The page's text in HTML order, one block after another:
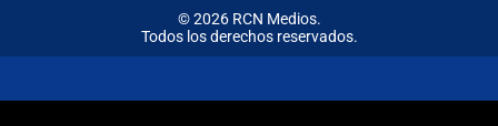
© 2026 RCN Medios.
Todos los derechos reservados.